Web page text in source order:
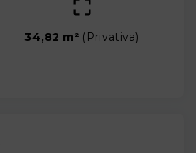
34,82 m² ( Privativa)